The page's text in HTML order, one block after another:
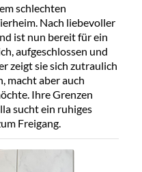
schlechten
Nach liebevoller
ist nun bereit für ein
aufgeschlossen und
zeigt sie sich zutraulich
macht aber auch
Ihre Grenzen
sucht ein ruhiges
Freigang.